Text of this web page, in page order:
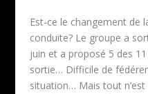
Est-ce le changement de
conduite? Le groupe a
juin et a proposé 5 des
sortie… Difficile de
situation… Mais tout